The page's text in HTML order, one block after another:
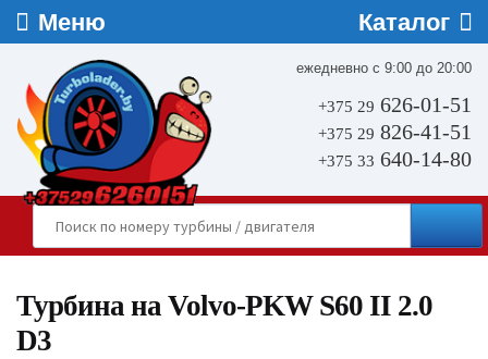
ежедневно с 9:00 до 20:00
+375 29 626-01-51
+375 29 826-41-51
+375 33 640-14-80
Турбина на Volvo-PKW S60 II 2.0
D3